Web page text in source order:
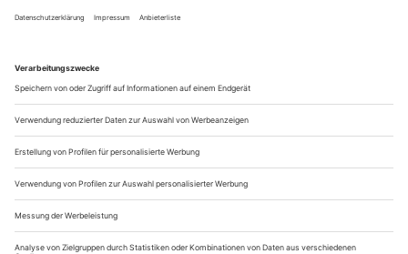
zwei Wasserbeutel, deren Inhalt durch die flexible Oberfläche
versetzt werden kann.
Derartige Vorstellungsbilder können...
Hoffnung
Diesen Sommer veranstaltet Hamburg zum ersten Mal eine
«Tanztriennale». Aber was ist das eigentlich? Falk Schreiber sprach
mit dem künstlerischen Leitungsteam Monica Gillette und Gwen
Hsin-Yi Chang